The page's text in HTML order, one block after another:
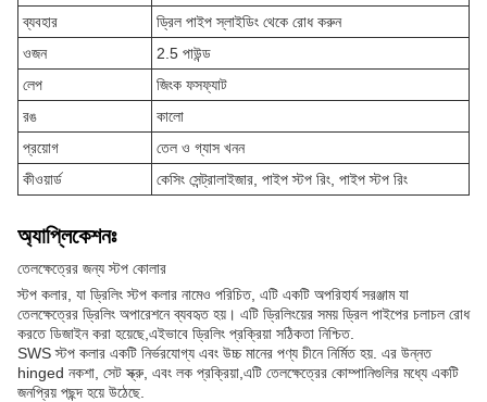
ব্যবহার
ড্রিল পাইপ স্লাইডিং থেকে রোধ করুন
ওজন
2.5 পাউন্ড
লেপ
জিংক ফসফ্যাট
রঙ
কালো
প্রয়োগ
তেল ও গ্যাস খনন
কীওয়ার্ড
কেসিং সেন্ট্রালাইজার, পাইপ স্টপ রিং, পাইপ স্টপ রিং
অ্যাপ্লিকেশনঃ
তেলক্ষেত্রের জন্য স্টপ কোলার
স্টপ কলার, যা ড্রিলিং স্টপ কলার নামেও পরিচিত, এটি একটি অপরিহার্য সরঞ্জাম যা
তেলক্ষেত্রের ড্রিলিং অপারেশনে ব্যবহৃত হয়। এটি ড্রিলিংয়ের সময় ড্রিল পাইপের চলাচল রোধ
করতে ডিজাইন করা হয়েছে,এইভাবে ড্রিলিং প্রক্রিয়া সঠিকতা নিশ্চিত.
SWS স্টপ কলার একটি নির্ভরযোগ্য এবং উচ্চ মানের পণ্য চীনে নির্মিত হয়. এর উন্নত
hinged নকশা, সেট স্ক্রু, এবং লক প্রক্রিয়া,এটি তেলক্ষেত্রের কোম্পানিগুলির মধ্যে একটি
জনপ্রিয় পছন্দ হয়ে উঠেছে.